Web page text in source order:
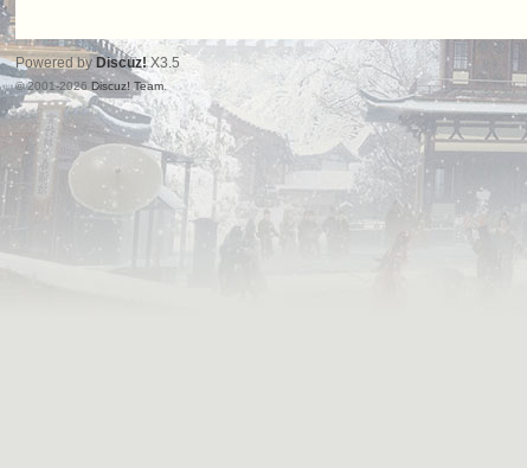
Powered by Discuz! X3.5
© 2001-2026Discuz! Team